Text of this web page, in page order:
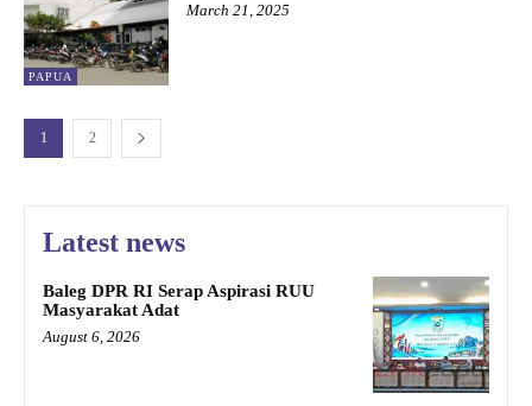
PAPUA
March 21, 2025
1 2
Latest news
Baleg DPR RI Serap Aspirasi RUU
Masyarakat Adat
August 6, 2026